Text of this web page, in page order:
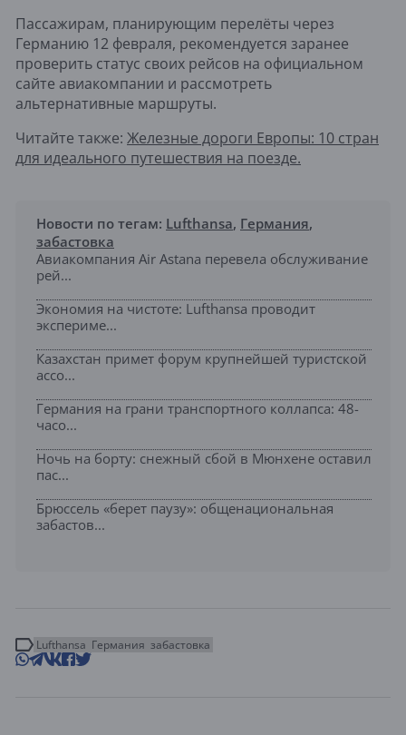
Пассажирам, планирующим перелёты через
Германию 12 февраля, рекомендуется заранее
проверить статус своих рейсов на официальном
сайте авиакомпании и рассмотреть
альтернативные маршруты.
Читайте также: Железные дороги Европы: 10 стран
для идеального путешествия на поезде.
Новости по тегам: Lufthansa, Германия,
забастовка
Авиакомпания Air Astana перевела обслуживание
рей...
Экономия на чистоте: Lufthansa проводит
экспериме...
Казахстан примет форум крупнейшей туристской
ассо...
Германия на грани транспортного коллапса: 48-
часо...
Ночь на борту: снежный сбой в Мюнхене оставил
пас...
Брюссель «берет паузу»: общенациональная
забастов...
Lufthansa Германия забастовка